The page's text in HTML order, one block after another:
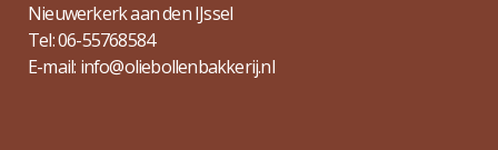
Nieuwerkerk aan den IJssel
Tel: 06-55768584
E-mail: info@oliebollenbakkerij.nl